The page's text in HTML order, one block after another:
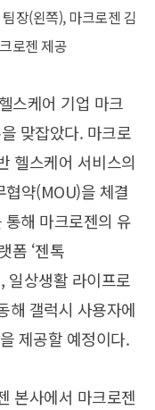
장(왼쪽), 마크로젠 김
로젠 제공
스케어 기업 마크
맞잡았다. 마크로
헬스케어 서비스의
약(MOU)을 체결
해 마크로젠의 유
폼 ‘젠톡
일상생활 라이프로
해 갤럭시 사용자에
제공할 예정이다.
본사에서 마크로젠